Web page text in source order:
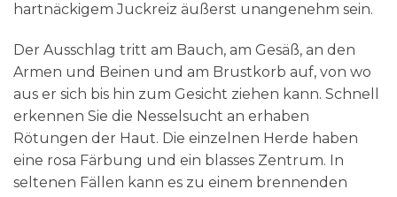
hartnäckigem Juckreiz äußerst unangenehm sein.
Der Ausschlag tritt am Bauch, am Gesäß, an den
Armen und Beinen und am Brustkorb auf, von wo
aus er sich bis hin zum Gesicht ziehen kann. Schnell
erkennen Sie die Nesselsucht an erhaben
Rötungen der Haut. Die einzelnen Herde haben
eine rosa Färbung und ein blasses Zentrum. In
seltenen Fällen kann es zu einem brennenden